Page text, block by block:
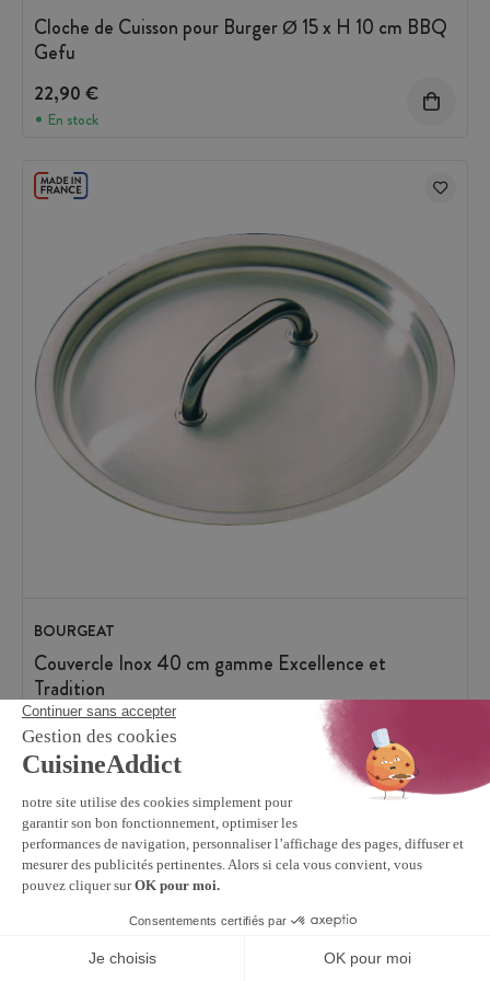
Cloche de Cuisson pour Burger Ø 15 x H 10 cm BBQ
Gefu
22,90 €
En stock
BOURGEAT
Couvercle Inox 40 cm gamme Excellence et
Tradition
56,19 €
En stock